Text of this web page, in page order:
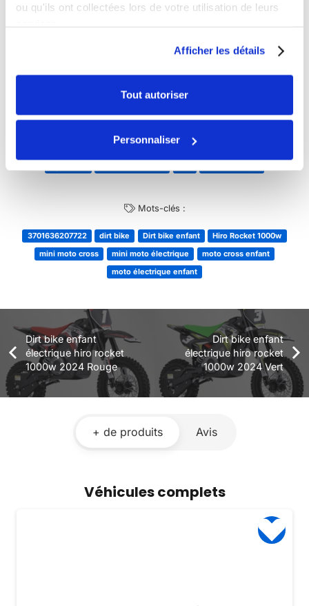
ou qu'ils ont collectées lors de votre utilisation de leurs
Afficher les détails
Tout autoriser
Personnaliser
Charge Max : 65
Catégorie(s) :
Mots-clés :
3701636207722 dirt bike Dirt bike enfant
Hiro Rocket 1000w
mini moto cross
mini moto électrique
moto cross enfant
moto électrique enfant
Dirt bike enfant
électrique hiro rocket
1000w 2024 Rouge
Dirt bike enfant
électrique hiro rocket
1000w 2024 Vert
+ de produits Avis
Véhicules complets